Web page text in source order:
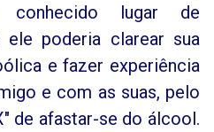
conhecido lugar de
ele poderia clarear sua
e fazer experiência
e com as suas, pelo
de afastar-se do álcool.